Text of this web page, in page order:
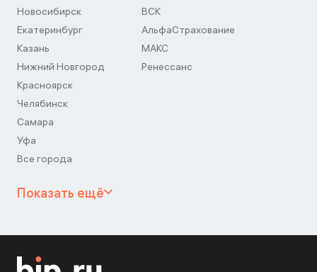
Новосибирск
Екатеринбург
Казань
Нижний Новгород
Красноярск
Челябинск
Самара
Уфа
Все города
ВСК
АльфаСтрахование
МАКС
Ренессанс
Показать ещё